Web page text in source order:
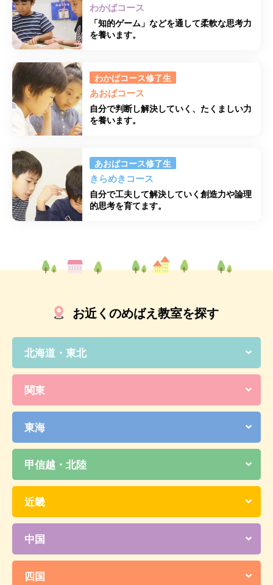
わかばコース
「知的ゲーム」などを通して柔軟な思考力
を養います。
わかばコース修了生
あおばコース
自分で判断し解決していく、たくましい力
を養います。
あおばコース修了生
きらめきコース
自分で工夫して解決していく創造力や論理
的思考を育てます。
お近くのめばえ教室を探す
北海道・東北
関東
東海
甲信越・北陸
近畿
中国
四国